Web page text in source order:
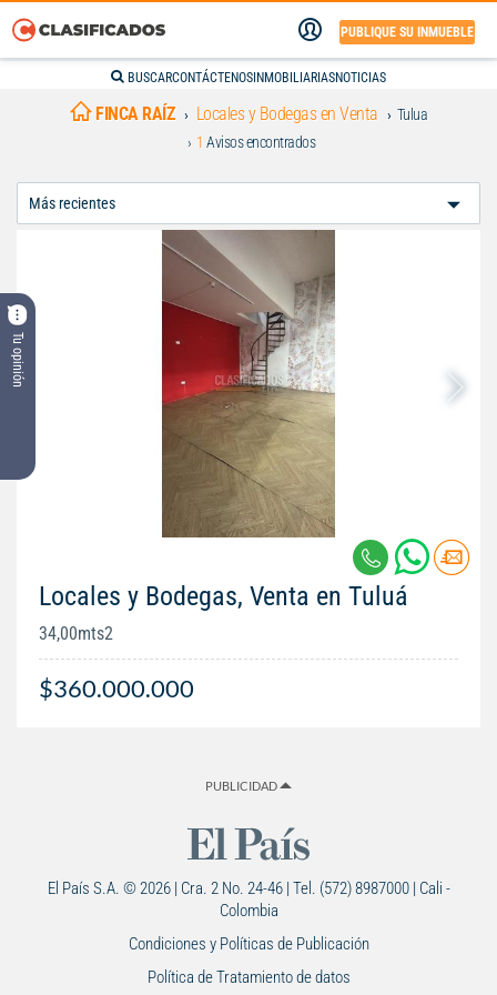
PUBLIQUE SU INMUEBLE
BUSCARCONTÁCTENOS INMOBILIARIASNOTICIAS
Tu opinión
FINCA RAÍZ Locales y Bodegas en Venta
Tulua
1 Avisos encontrados
Locales y Bodegas, Venta en Tuluá
34,00mts2
$360.000.000
PUBLICIDAD
El País S.A. © 2026 | Cra. 2 No. 24-46 | Tel. (572) 8987000 | Cali -
Colombia
Condiciones y Políticas de Publicación
Política de Tratamiento de datos